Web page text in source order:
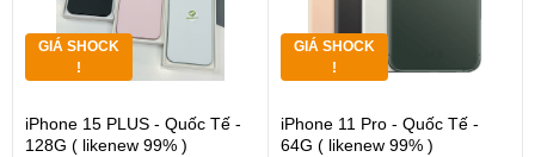
GIÁ SHOCK
!
iPhone 15 PLUS - Quốc Tế -
128G ( likenew 99% )
GIÁ SHOCK
!
iPhone 11 Pro - Quốc Tế -
64G ( likenew 99% )